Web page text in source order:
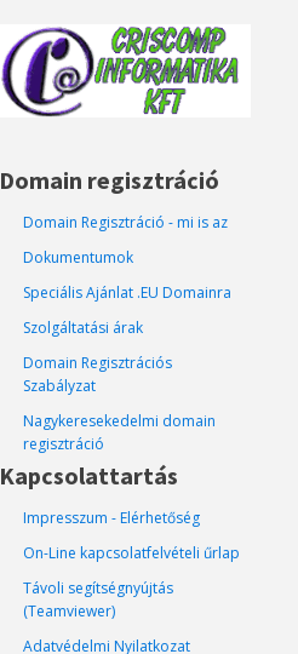
Domain regisztráció
Domain Regisztráció - mi is az
Dokumentumok
Speciális Ajánlat .EU Domainra
Szolgáltatási árak
Domain Regisztrációs
Szabályzat
Nagykeresekedelmi domain
regisztráció
Kapcsolattartás
Impresszum - Elérhetőség
On-Line kapcsolatfelvételi űrlap
Távoli segítségnyújtás
(Teamviewer)
Adatvédelmi Nyilatkozat